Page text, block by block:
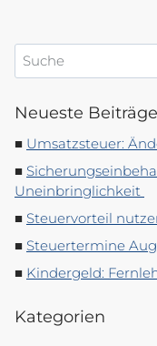
Suchen
Neueste Beiträge
Umsatzsteuer:
Uneinbringlichkeit
Steuervorteil
Steuertermine
Kindergeld:
Kategorien